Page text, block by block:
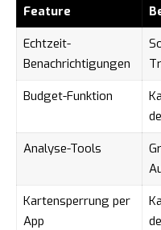
Feature
Echtzeit-
Benachrichtigungen
Budget-Funktion
Analyse-Tools
Kartensperrung per
App